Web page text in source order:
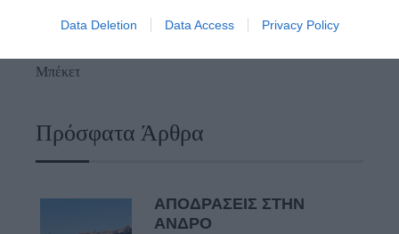
Data Deletion Data Access Privacy Policy
ΟΡΜΟΣ ΚΟΡΘΙΟΥ: Όταν η φωτογραφία γίνεται μνήμη
Μπέκετ
Πρόσφατα Άρθρα
ΑΠΟΔΡΑΣΕΙΣ ΣΤΗΝ
ΑΝΔΡΟ